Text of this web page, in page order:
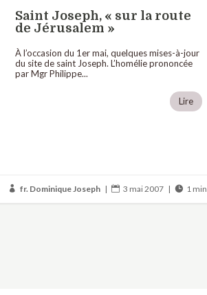
Saint Joseph, « sur la route
de Jérusalem »
À l’occasion du 1er mai, quelques mises-à-jour
du site de saint Joseph. L’homélie prononcée
par Mgr Philippe...
Lire
 fr. Dominique Joseph |  3 mai 2007 |  1 min